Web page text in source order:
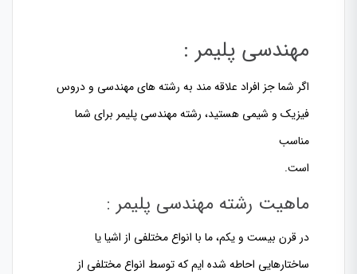
مهندسی پلیمر :
اگر شما جز افراد علاقه مند به رشته های مهندسی و دروس
فیزیک و شیمی هستید، رشته مهندسی پلیمر برای شما
مناسب
است.
ماهیت رشته مهندسی پلیمر :
در قرن بیست و یکم، ما با انواع مختلفی از اشیا یا
ساختارهایی احاطه شده ایم که توسط انواع مختلفی از